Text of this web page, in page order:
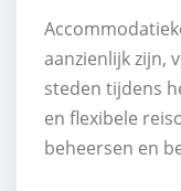
aanzienlijk zijn,
steden tijdens
en flexibele
beheersen en